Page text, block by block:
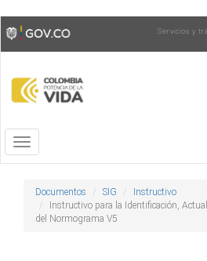
Pasar
al
contenido
Toggle
high
contrast
Servicios y
Toggle
navigation
Documentos SIG
Instructivo
Instructivo para la Identificación,
del Normograma V5